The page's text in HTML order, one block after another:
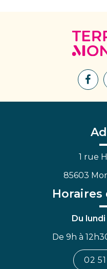
Lien
1 rue
85603
Horaires
Du
De 9h à
02